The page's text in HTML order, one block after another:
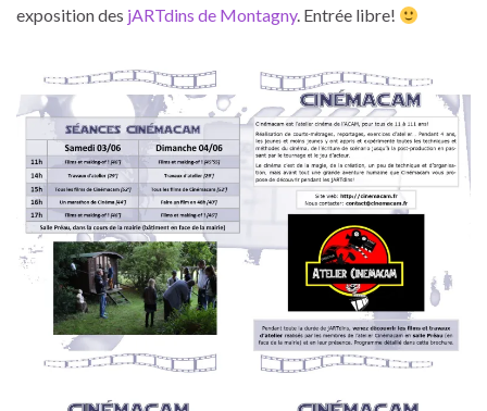
exposition des jARTdins de Montagny. Entrée libre!